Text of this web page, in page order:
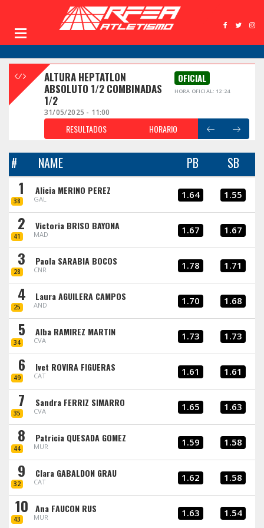
ALTURA HEPTATLON
ABSOLUTO 1/2 COMBINADAS
1/2
OFICIAL
HORA OFICIAL: 12:24
31/05/2025 - 11:00
RESULTADOS HORARIO
# NAME PB SB
1
38
Alicia MERINO PEREZ
GAL 1.64 1.55
2
41
Victoria BRISO BAYONA
MAD 1.67 1.67
3
28
Paola SARABIA BOCOS
CNR 1.78 1.71
4
25
Laura AGUILERA CAMPOS
AND 1.70 1.68
5
34
Alba RAMIREZ MARTIN
CVA 1.73 1.73
6
49
Ivet ROVIRA FIGUERAS
CAT 1.61 1.61
7
35
Sandra FERRIZ SIMARRO
CVA 1.65 1.63
8
44
Patricia QUESADA GOMEZ
MUR 1.59 1.58
9
32
Clara GABALDON GRAU
CAT 1.62 1.58
10
43
Ana FAUCON RUS
MUR 1.63 1.54